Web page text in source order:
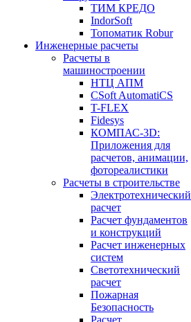
ТИМ КРЕДО
IndorSoft
Топоматик Robur
Инженерные расчеты
Расчеты в
машиностроении
НТЦ АПМ
CSoft AutomatiCS
T-FLEX
Fidesys
КОМПАС-3D:
Приложения для
расчетов, анимации,
фотореалистики
Расчеты в строительстве
Электротехнический
расчет
Расчет фундаментов
и конструкций
Расчет инженерных
систем
Светотехнический
расчет
Пожарная
Безопасность
Расчет